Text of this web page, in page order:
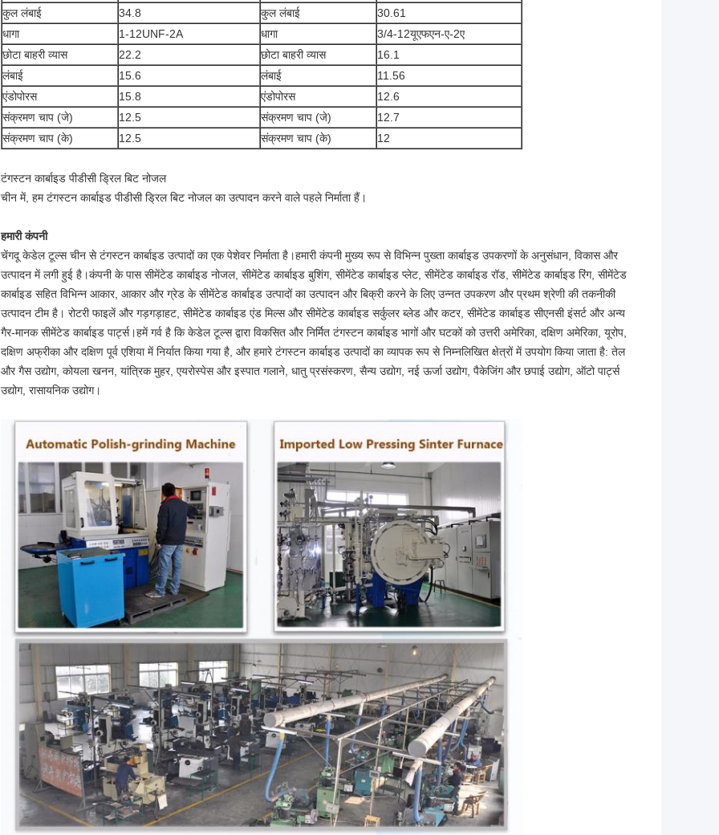
कुल लंबाई
34.8 कुल लंबाई
30.61
धागा
1-12UNF-2A धागा
3/4-12यूएफएन-ए-2ए
छोटा बाहरी व्यास
22.2 छोटा बाहरी व्यास
16.1
लंबाई
15.6 लंबाई
11.56
एंडोपोरस
15.8 एंडोपोरस
12.6
संक्रमण चाप (जे)
12.5 संक्रमण चाप (जे)
12.7
संक्रमण चाप (के)
12.5 संक्रमण चाप (के) 12
टंगस्टन कार्बाइड पीडीसी ड्रिल बिट नोजल
चीन में, हम टंगस्टन कार्बाइड पीडीसी ड्रिल बिट नोजल का उत्पादन करने वाले पहले निर्माता हैं।
हमारी कंपनी
चेंगदू केडेल टूल्स चीन से टंगस्टन कार्बाइड उत्पादों का एक पेशेवर निर्माता है।हमारी कंपनी मुख्य रूप से विभिन्न पुख्ता कार्बाइड उपकरणों के अनुसंधान, विकास और
उत्पादन में लगी हुई है।कंपनी के पास सीमेंटेड कार्बाइड नोजल, सीमेंटेड कार्बाइड बुशिंग, सीमेंटेड कार्बाइड प्लेट, सीमेंटेड कार्बाइड रॉड, सीमेंटेड कार्बाइड रिंग, सीमेंटेड
कार्बाइड सहित विभिन्न आकार, आकार और ग्रेड के सीमेंटेड कार्बाइड उत्पादों का उत्पादन और बिक्री करने के लिए उन्नत उपकरण और प्रथम श्रेणी की तकनीकी
उत्पादन टीम है। रोटरी फाइलें और गड़गड़ाहट, सीमेंटेड कार्बाइड एंड मिल्स और सीमेंटेड कार्बाइड सर्कुलर ब्लेड और कटर, सीमेंटेड कार्बाइड सीएनसी इंसर्ट और अन्य
गैर-मानक सीमेंटेड कार्बाइड पार्ट्स।हमें गर्व है कि केडेल टूल्स द्वारा विकसित और निर्मित टंगस्टन कार्बाइड भागों और घटकों को उत्तरी अमेरिका, दक्षिण अमेरिका, यूरोप,
दक्षिण अफ्रीका और दक्षिण पूर्व एशिया में निर्यात किया गया है, और हमारे टंगस्टन कार्बाइड उत्पादों का व्यापक रूप से निम्नलिखित क्षेत्रों में उपयोग किया जाता है: तेल
और गैस उद्योग, कोयला खनन, यांत्रिक मुहर, एयरोस्पेस और इस्पात गलाने, धातु प्रसंस्करण, सैन्य उद्योग, नई ऊर्जा उद्योग, पैकेजिंग और छपाई उद्योग, ऑटो पार्ट्स
उद्योग, रासायनिक उद्योग।